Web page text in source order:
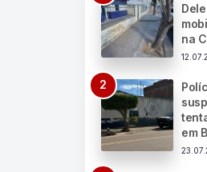
na
em